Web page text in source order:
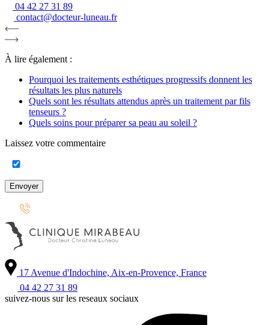
04 42 27 31 89
contact@docteur-luneau.fr
À lire également :
Pourquoi les traitements esthétiques progressifs donnent les
résultats les plus naturels
Quels sont les résultats attendus après un traitement par fils
tenseurs ?
Quels soins pour préparer sa peau au soleil ?
Laissez votre commentaire
Envoyer
17 Avenue d'Indochine, Aix-en-Provence, France
04 42 27 31 89
suivez-nous sur les reseaux sociaux